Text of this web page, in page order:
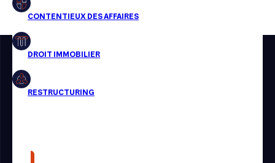
Droit immobilier
Restructuring
Presse
Aucun résultats pour cette recherche